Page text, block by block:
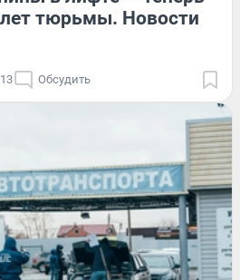
тюрьмы. Новости
Обсудить